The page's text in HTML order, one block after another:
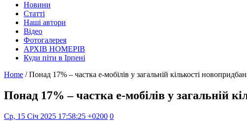
Новини
Статті
Наші автори
Відео
Фотогалерея
АРХІВ НОМЕРІВ
Куди піти в Ірпені
Home / Понад 17% – частка е-мобілів у загальній кількості
Понад 17% – частка е-мобілів у загальній
Ср, 15 Січ 2025 17:58:25 +0200 0